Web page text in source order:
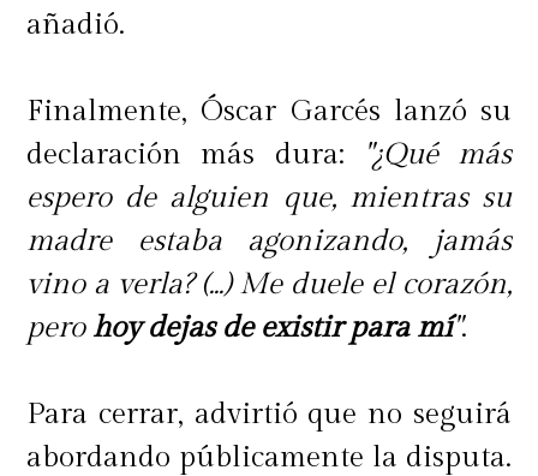
añadió.
Finalmente, Óscar Garcés lanzó su
declaración más dura:
"¿Qué más
espero de alguien que, mientras su
madre estaba agonizando, jamás
vino a verla? (...) Me duele el corazón,
perohoy dejas de existir para mí".
Para cerrar, advirtió que no seguirá
abordando públicamente la disputa.